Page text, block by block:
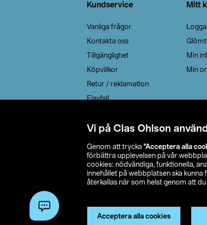
Vi på Clas Ohlson
Genom att trycka ”Acceptera alla
förbättra upplevelsen på vår
cookies: nödvändiga, funktionella,
innehållet på webbplatsen ska kunna
återkallas när som helst genom att
Acceptera alla cookies
Kundservice
Vanliga frågor
Kontakta oss
Tillgänglighet
Köpvillkor
Retur / reklamation
Elavfall
Leveransalternativ
Mitt
Min
Min